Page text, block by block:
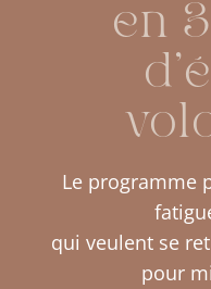
en
Le programme
qui veulent se
pour